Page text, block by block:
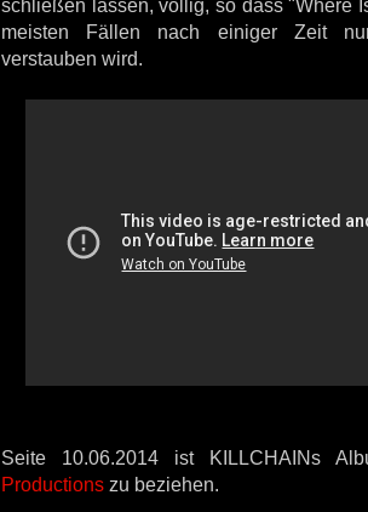
schließen lassen, völlig, so dass "Where
meisten Fällen nach einiger Zeit
verstauben wird.
Seite 10.06.2014 ist KILLCHAINs
Productions zu beziehen.